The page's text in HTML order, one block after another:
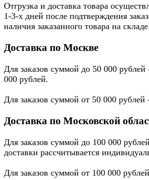
Отгрузка и доставка товара
1-3-х дней после подтверждения
наличия заказанного товара на
Доставка по Москве
Для заказов суммой до 50 000 рублей
000 рублей.
Для заказов суммой от 50 000 рублей
Доставка по Московской
Для заказов суммой до 100 000
доставки рассчитывается
Для заказов суммой от 100 000